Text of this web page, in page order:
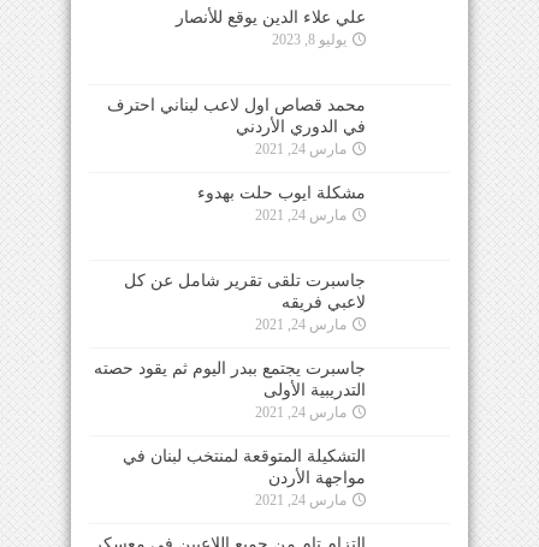
علي علاء الدين يوقع للأنصار
يوليو 8, 2023
محمد قصاص اول لاعب لبناني احترف
في الدوري الأردني
مارس 24, 2021
مشكلة ايوب حلت بهدوء
مارس 24, 2021
جاسبرت تلقى تقرير شامل عن كل
لاعبي فريقه
مارس 24, 2021
جاسبرت يجتمع ببدر اليوم ثم يقود حصته
التدريبية الأولى
مارس 24, 2021
التشكيلة المتوقعة لمنتخب لبنان في
مواجهة الأردن
مارس 24, 2021